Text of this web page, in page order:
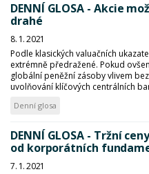
DENNÍ GLOSA - Akcie
drahé
8. 1. 2021
Podle klasických valuačních
extrémně předražené. Pokud
globální peněžní zásoby vlivem
uvolňování klíčových centrálních
Denní glosa
DENNÍ GLOSA - Tržní
od korporátních
7. 1. 2021